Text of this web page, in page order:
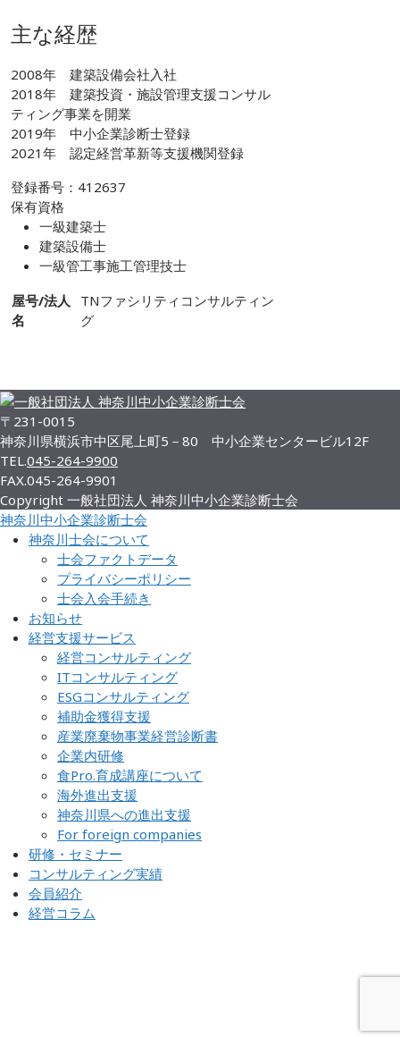
主な経歴
2008年 建築設備会社入社
2018年 建築投資・施設管理支援コンサル
ティング事業を開業
2019年 中小企業診断士登録
2021年 認定経営革新等支援機関登録
登録番号：412637
保有資格
一級建築士
建築設備士
一級管工事施工管理技士
屋号/法人
名
TNファシリティコンサルティン
グ
〒231-0015
神奈川県横浜市中区尾上町5－80 中小企業センタービル12F
TEL.045-264-9900
FAX.045-264-9901
Copyright 一般社団法人 神奈川中小企業診断士会
神奈川中小企業診断士会
神奈川士会について
士会ファクトデータ
プライバシーポリシー
士会入会手続き
お知らせ
経営支援サービス
経営コンサルティング
ITコンサルティング
ESGコンサルティング
補助金獲得支援
産業廃棄物事業経営診断書
企業内研修
食Pro.育成講座について
海外進出支援
神奈川県への進出支援
For foreign companies
研修・セミナー
コンサルティング実績
会員紹介
経営コラム